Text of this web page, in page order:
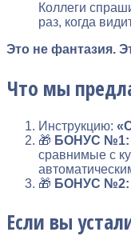
Коллеги
раз, когда
Это не фантазия.
Что мы
Инструкцию:
🎁 БОНУС №1:
сравнимые с
🎁 БОНУС №2:
Если вы